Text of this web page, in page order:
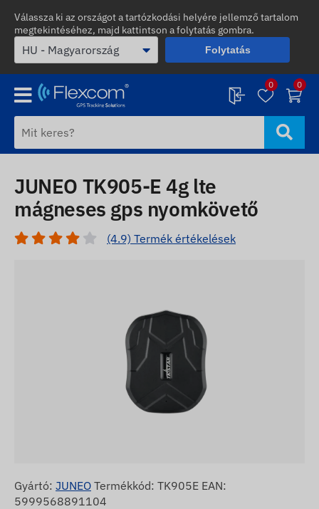
Válassza ki az országot a tartózkodási helyére jellemző tartalom
megtekintéséhez, majd kattintson a folytatás gombra.
Folytatás
0 0
JUNEO TK905-E 4g lte
mágneses gps nyomkövető
(4.9) Termék értékelések
Gyártó: JUNEO Termékkód: TK905E EAN:
5999568891104